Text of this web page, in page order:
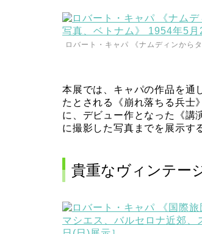
ロバート・キャパ 《ナムディンから
本展では、キャパの作品を通
たとされる《崩れ落ちる兵士
に、デビュー作となった《講
に撮影した写真までを展示す
貴重なヴィンテー